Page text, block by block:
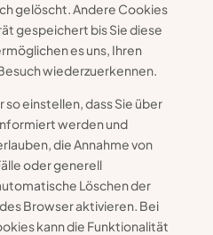
gelöscht. Andere Cookies
gespeichert bis Sie diese
es uns, Ihren
wiederzuerkennen.
so einstellen, dass Sie über
werden und
die Annahme von
oder generell
Löschen der
Browser aktivieren. Bei
kann die Funktionalität